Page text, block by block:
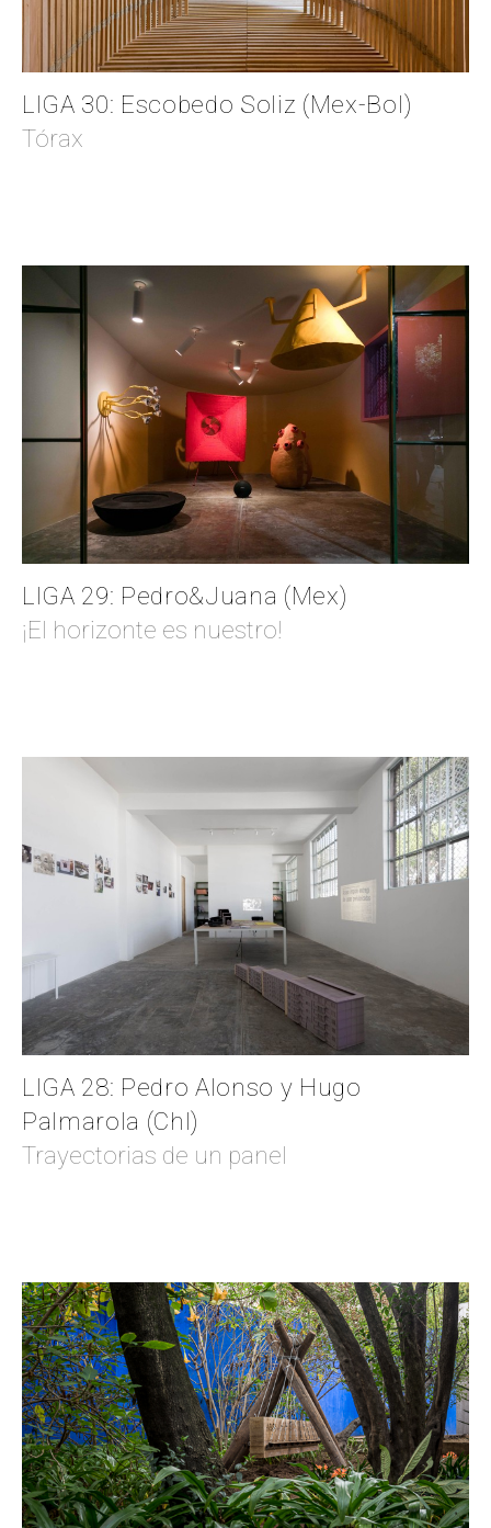
LIGA 30: Escobedo Soliz (Mex-Bol)
Tórax
LIGA 29: Pedro&Juana (Mex)
¡El horizonte es nuestro!
LIGA 28: Pedro Alonso y Hugo
Palmarola (Chl)
Trayectorias de un panel